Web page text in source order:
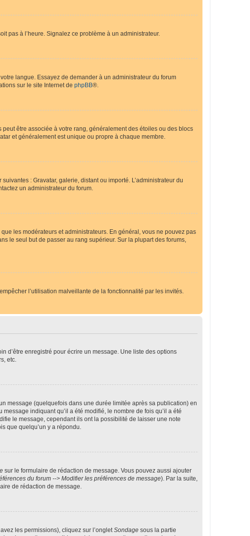
pas à l’heure. Signalez ce problème à un administrateur.
langue. Essayez de demander à un administrateur du forum
sur le site Internet de phpBB®.
peut être associée à votre rang, généralement des étoiles ou des blocs
et généralement est unique ou propre à chaque membre.
: Gravatar, galerie, distant ou importé. L’administrateur du
un administrateur du forum.
les modérateurs et administrateurs. En général, vous ne pouvez pas
le seul but de passer au rang supérieur. Sur la plupart des forums,
l’utilisation malveillante de la fonctionnalité par les invités.
d’être enregistré pour écrire un message. Une liste des options
etc.
message (quelquefois dans une durée limitée après sa publication) en
indiquant qu’il a été modifié, le nombre de fois qu’il a été
le message, cependant ils ont la possibilité de laisser une note
que quelqu’un y a répondu.
sur le formulaire de rédaction de message. Vous pouvez aussi ajouter
du forum --> Modifier les préférences de message). Par la suite,
de rédaction de message.
les permissions), cliquez sur l’ongletSondage sous la partie